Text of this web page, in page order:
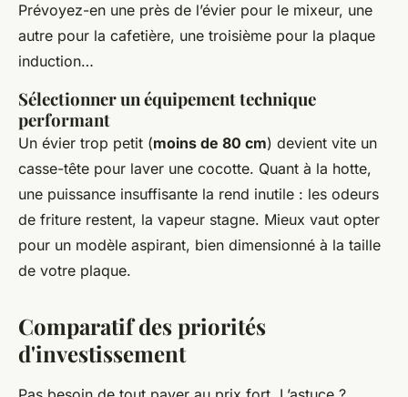
Prévoyez-en une près de l’évier pour le mixeur, une
autre pour la cafetière, une troisième pour la plaque
induction…
Sélectionner un équipement technique
performant
Un évier trop petit (moins de 80 cm) devient vite un
casse-tête pour laver une cocotte. Quant à la hotte,
une puissance insuffisante la rend inutile : les odeurs
de friture restent, la vapeur stagne. Mieux vaut opter
pour un modèle aspirant, bien dimensionné à la taille
de votre plaque.
Comparatif des priorités
d'investissement